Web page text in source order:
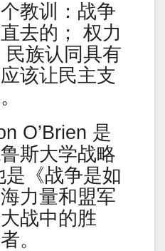
教训：战争
去的； 权力
族认同具有
该让民主支
O’Brien 是
斯大学战略
《战争是如
力量和盟军
战中的胜
。